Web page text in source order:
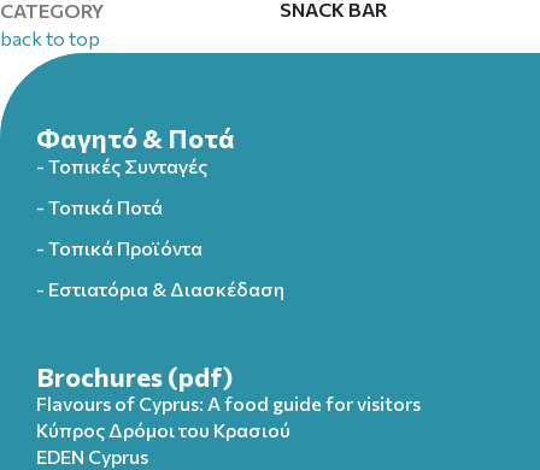
CATEGORY
SNACK BAR
back to top
Φαγητό & Ποτά
- Τοπικές Συνταγές
- Τοπικά Ποτά
- Τοπικά Προϊόντα
- Εστιατόρια & Διασκέδαση
Brochures (pdf)
Flavours of Cyprus: A food guide for visitors
Κύπρος Δρόμοι του Κρασιού
EDEN Cyprus